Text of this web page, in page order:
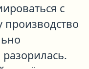
с
производство